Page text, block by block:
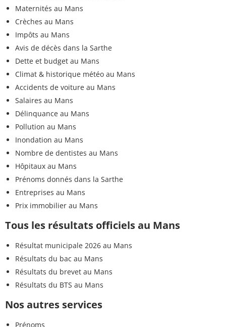
Maternités au Mans
Crèches au Mans
Impôts au Mans
Avis de décès dans la Sarthe
Dette et budget au Mans
Climat & historique météo au Mans
Accidents de voiture au Mans
Salaires au Mans
Délinquance au Mans
Pollution au Mans
Inondation au Mans
Nombre de dentistes au Mans
Hôpitaux au Mans
Prénoms donnés dans la Sarthe
Entreprises au Mans
Prix immobilier au Mans
Tous les résultats officiels au Mans
Résultat municipale 2026 au Mans
Résultats du bac au Mans
Résultats du brevet au Mans
Résultats du BTS au Mans
Nos autres services
Prénoms